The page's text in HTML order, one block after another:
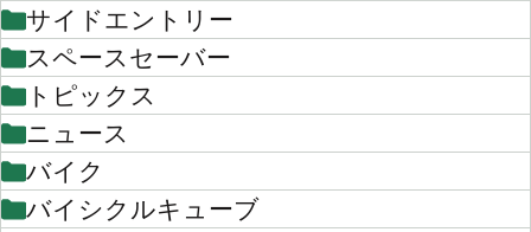
サイドエントリー
スペースセーバー
トピックス
ニュース
バイク
バイシクルキューブ